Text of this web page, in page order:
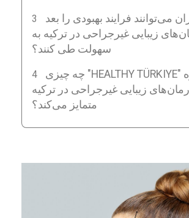
می‌توانند فرایند بهبودی را بعد
زیبایی غیرجراحی در ترکیه به
سهولت طی کنند؟
چه چیزی "HEALTHY TÜRKIYE" را در حوزه
زیبایی غیرجراحی در ترکیه
متمایز می‌کند؟